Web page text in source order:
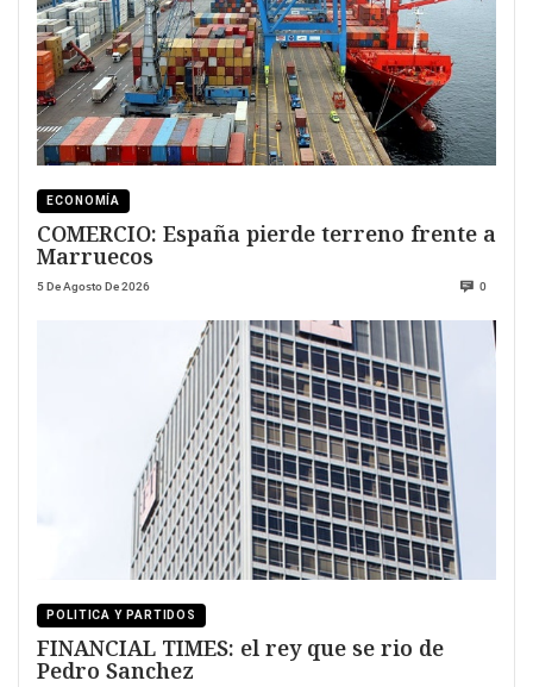
ECONOMÍA
COMERCIO: España pierde terreno frente a
Marruecos
5 De Agosto De 2026 0
POLITICA Y PARTIDOS
FINANCIAL TIMES: el rey que se rio de
Pedro Sanchez